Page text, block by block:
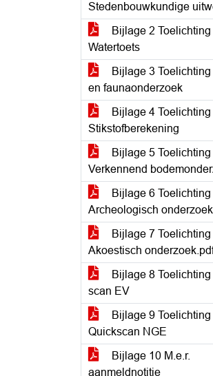
Stedenbouwkundige
Bijlage 2 Toelichting
Watertoets
Bijlage 3 Toelichting
en faunaonderzoek
Bijlage 4 Toelichting
Stikstofberekening
Bijlage 5 Toelichting
Verkennend
Bijlage 6 Toelichting
Archeologisch onderzoek
Bijlage 7 Toelichting
Akoestisch
Bijlage 8
scan EV
Bijlage 9 Toelichting
Quickscan NGE
Bijlage 10 M.e.r.
aanmeldnotitie